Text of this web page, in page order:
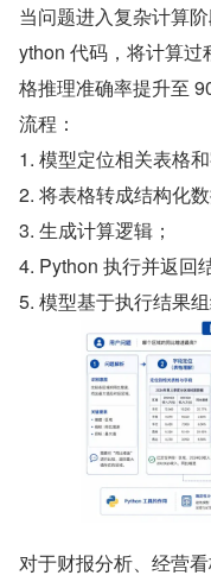
当问题进入复杂计算
ython 代码，将计算
格推理准确率提升至
流程：
1. 模型定位相关表格和
2. 将表格转成结构化数
3. 生成计算逻辑；
4. Python 执行并返回
5. 模型基于执行结果
对于财报分析、经营